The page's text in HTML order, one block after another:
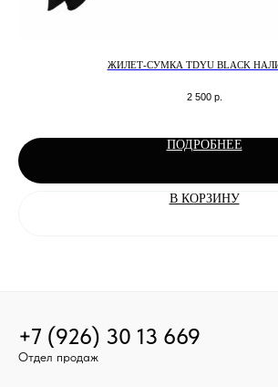
ЖИЛЕТ-СУМКА TDYU BLACK
2 500 р.
ПОДРОБНЕЕ
В КОРЗИНУ
+7 (926) 30 13 669
Отдел продаж